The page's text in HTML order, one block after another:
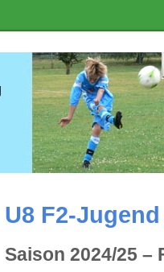
U8 F2-
Saison 2024/25 –